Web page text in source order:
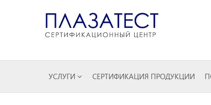
УСЛУГИ СЕРТИФИКАЦИЯ ПРОДУКЦИИ